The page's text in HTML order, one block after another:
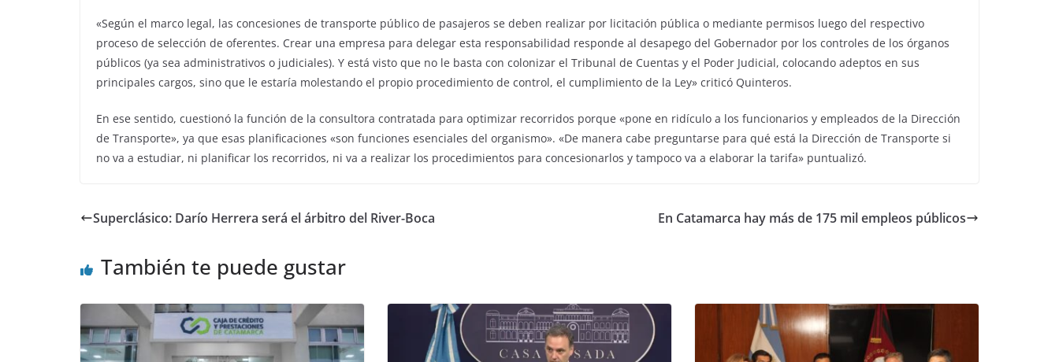
«Según el marco legal, las concesiones de transporte público de pasajeros se deben realizar por licitación pública o mediante permisos luego del respectivo
proceso de selección de oferentes. Crear una empresa para delegar esta responsabilidad responde al desapego del Gobernador por los controles de los órganos
públicos (ya sea administrativos o judiciales). Y está visto que no le basta con colonizar el Tribunal de Cuentas y el Poder Judicial, colocando adeptos en sus
principales cargos, sino que le estaría molestando el propio procedimiento de control, el cumplimiento de la Ley» criticó Quinteros.
En ese sentido, cuestionó la función de la consultora contratada para optimizar recorridos porque «pone en ridículo a los funcionarios y empleados de la Dirección
de Transporte», ya que esas planificaciones «son funciones esenciales del organismo». «De manera cabe preguntarse para qué está la Dirección de Transporte si
no va a estudiar, ni planificar los recorridos, ni va a realizar los procedimientos para concesionarlos y tampoco va a elaborar la tarifa» puntualizó.
Superclásico: Darío Herrera será el árbitro del River-Boca En Catamarca hay más de 175 mil empleos públicos
También te puede gustar